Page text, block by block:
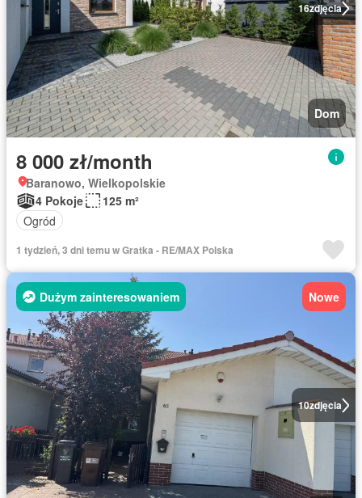
16zdjęcia
Dom
8 000 zł/month
Baranowo, Wielkopolskie
4 Pokoje
125 m²
Ogród
1 tydzień, 3 dni temu w Gratka - RE/MAX Polska
10zdjęcia
Dużym zainteresowaniem Nowe